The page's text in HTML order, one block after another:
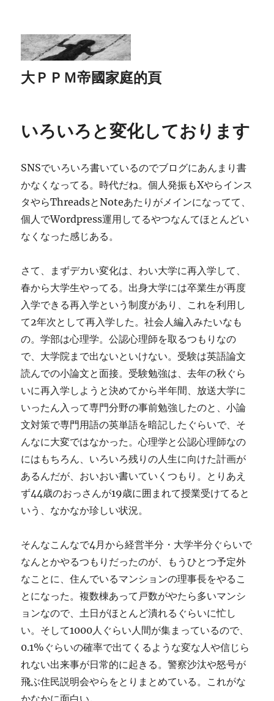
大ＰＰＭ帝國家庭的頁
いろいろと変化しております
SNSでいろいろ書いているのでブログにあんまり書
かなくなってる。時代だね。個人発振もXやらインス
タやらThreadsとNoteあたりがメインになってて、
個人でWordpress運用してるやつなんてほとんどい
なくなった感じある。
さて、まずデカい変化は、わい大学に再入学して、
春から大学生やってる。出身大学には卒業生が再度
入学できる再入学という制度があり、これを利用し
て2年次として再入学した。社会人編入みたいなも
の。学部は心理学。公認心理師を取るつもりなの
で、大学院まで出ないといけない。受験は英語論文
読んでの小論文と面接。受験勉強は、去年の秋ぐら
いに再入学しようと決めてから半年間、放送大学に
いったん入って専門分野の事前勉強したのと、小論
文対策で専門用語の英単語を暗記したぐらいで、そ
んなに大変ではなかった。心理学と公認心理師なの
にはもちろん、いろいろ残りの人生に向けた計画が
あるんだが、おいおい書いていくつもり。とりあえ
ず44歳のおっさんが19歳に囲まれて授業受けてると
いう、なかなか珍しい状況。
そんなこんなで4月から経営半分・大学半分ぐらいで
なんとかやるつもりだったのが、もうひとつ予定外
なことに、住んでいるマンションの理事長をやるこ
とになった。複数棟あって戸数がやたら多いマンシ
ョンなので、土日がほとんど潰れるぐらいに忙し
い。そして1000人ぐらい人間が集まっているので、
0.1%ぐらいの確率で出てくるような変な人や信じら
れない出来事が日常的に起きる。警察沙汰や怒号が
飛ぶ住民説明会やらをとりまとめている。これがな
かなかに面白い。